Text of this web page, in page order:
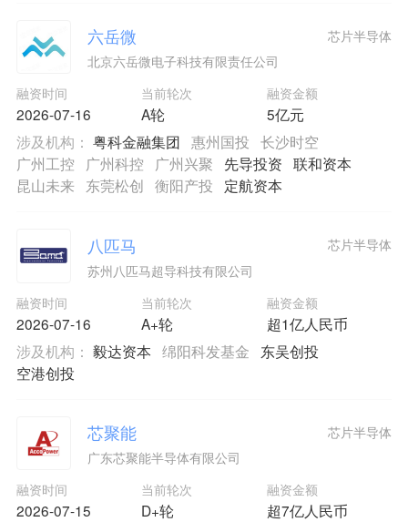
六岳微
北京六岳微电子科技有限责任公司
融资时间
2026-07-16
当前轮次
A轮
融资金额
5亿元
芯片半导体
涉及机构： 粤科金融集团 惠州国投 长沙时空
广州工控
广州科控 广州兴聚 先导投资 联和资本
昆山未来 东莞松创 衡阳产投 定航资本
八匹马
苏州八匹马超导科技有限公司
融资时间
2026-07-16
当前轮次
A+轮
融资金额
超1亿人民币
芯片半导体
涉及机构： 毅达资本 绵阳科发基金
东吴创投
空港创投
芯聚能
广东芯聚能半导体有限公司
融资时间
2026-07-15
当前轮次
D+轮
融资金额
超7亿人民币
芯片半导体